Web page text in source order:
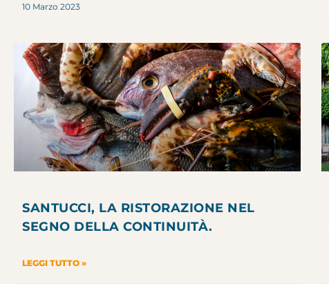
10 Marzo 2023
SANTUCCI, LA RISTORAZIONE NEL
SEGNO DELLA CONTINUITÀ.
LEGGI TUTTO »